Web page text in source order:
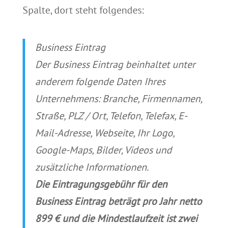
Spalte, dort steht folgendes:
Business Eintrag
Der Business Eintrag beinhaltet unter
anderem folgende Daten Ihres
Unternehmens: Branche, Firmennamen,
Straße, PLZ / Ort, Telefon, Telefax, E-
Mail-Adresse, Webseite, Ihr Logo,
Google-Maps, Bilder, Videos und
zusätzliche Informationen.
Die Eintragungsgebühr für den
Business Eintrag beträgt pro Jahr netto
899 € und die Mindestlaufzeit ist zwei